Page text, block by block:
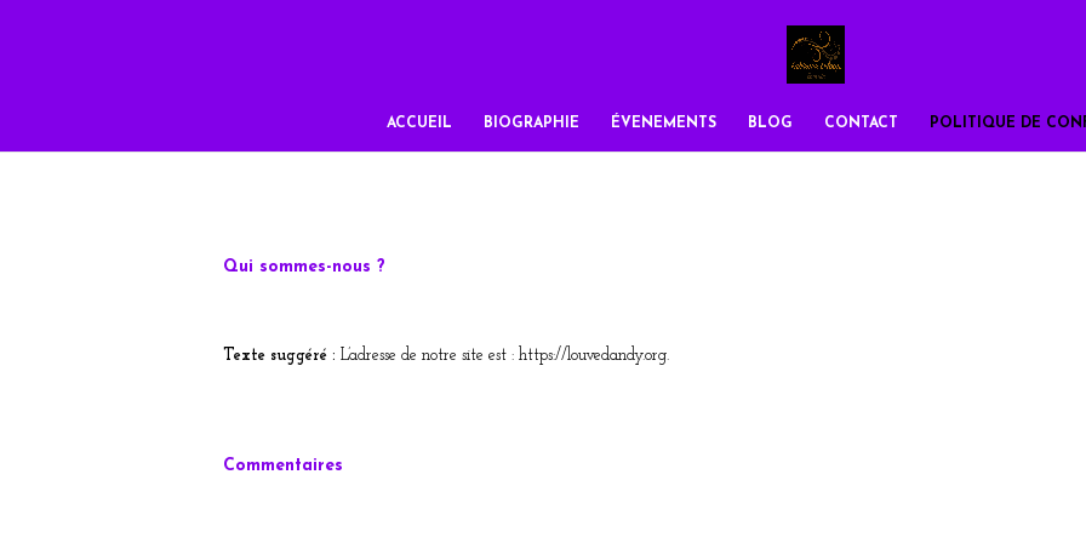
ACCUEIL BIOGRAPHIE ÉVENEMENTS BLOG CONTACT POLITIQUE DE
Qui sommes-nous ?
Texte suggéré : L’adresse de notre site est : https://louvedandy.org.
Commentaires